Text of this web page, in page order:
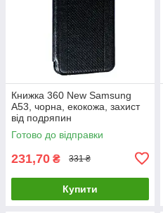
Книжка 360 New Samsung
A53, чорна, екокожа, захист
від подряпин
Готово до відправки
231,70 ₴ 331 ₴
Купити